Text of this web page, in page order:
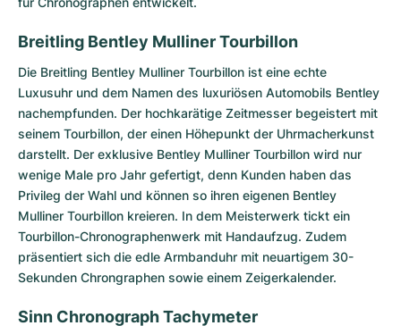
Breitling Bentley Mulliner Tourbillon
Die Breitling Bentley Mulliner Tourbillon ist eine echte
Luxusuhr und dem Namen des luxuriösen Automobils Bentley
nachempfunden. Der hochkarätige Zeitmesser begeistert mit
seinem Tourbillon, der einen Höhepunkt der Uhrmacherkunst
darstellt. Der exklusive Bentley Mulliner Tourbillon wird nur
wenige Male pro Jahr gefertigt, denn Kunden haben das
Privileg der Wahl und können so ihren eigenen Bentley
Mulliner Tourbillon kreieren. In dem Meisterwerk tickt ein
Tourbillon-Chronographen­werk mit Handaufzug. Zudem
präsentiert sich die edle Armbanduhr mit neuartigem 30-
Sekunden Chrongraphen sowie einem Zeigerkalender.
Sinn Chronograph Tachymeter